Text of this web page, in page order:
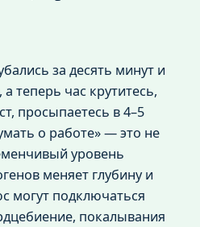
за десять минут и
теперь час крутитесь,
просыпаетесь в 4–5
о работе» — это не
уровень
меняет глубину и
могут подключаться
покалывания